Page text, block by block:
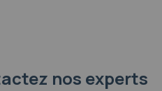
nos experts